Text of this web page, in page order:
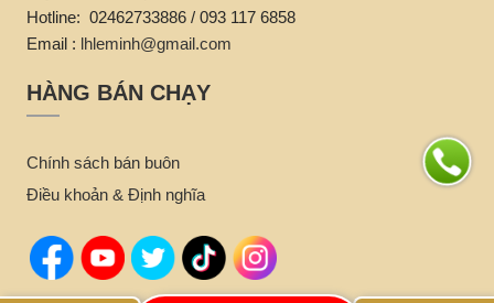
Hotline: 02462733886 / 093 117 6858
Email : lhleminh@gmail.com
HÀNG BÁN CHẠY
Chính sách bán buôn
Điều khoản & Định nghĩa